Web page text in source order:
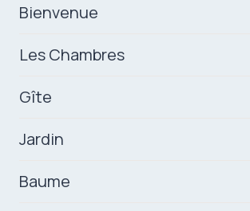
Bienvenue
Les Chambres
Gîte
Jardin
Baume